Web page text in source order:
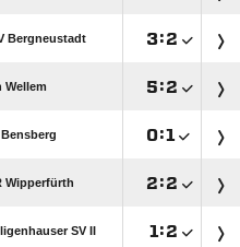
Bergneustadt :
Wellem :
:
Wipperfürth :
SV II  :